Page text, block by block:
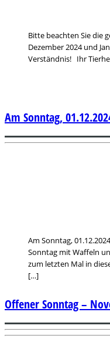
Bitte beachten Sie die
Dezember 2024 und
Verständnis! Ihr
Am Sonntag,
Sonntag mit Waffeln
zum letzten Mal in
[…]
Am Sonntag,
Offener Sonntag –